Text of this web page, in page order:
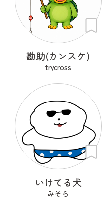
勘助(カンスケ)
trycross
いけてる犬
みそら